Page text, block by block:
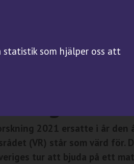
som hjälper oss att
2021 ersatte i år den
(VR) står som värd för.
tur att bjuda på ett